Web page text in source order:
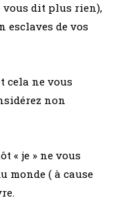
vous dit plus rien),
esclaves de vos
cela ne vous
non
« je » ne vous
monde ( à cause